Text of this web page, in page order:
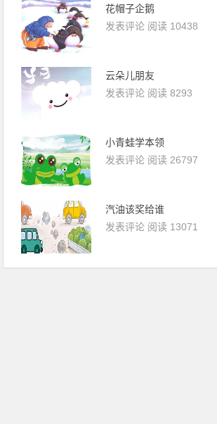
花帽子企鹅
发表评论 阅读 10438
云朵儿朋友
发表评论 阅读 8293
小青蛙学本领
发表评论 阅读 26797
汽油该奖给谁
发表评论 阅读 13071